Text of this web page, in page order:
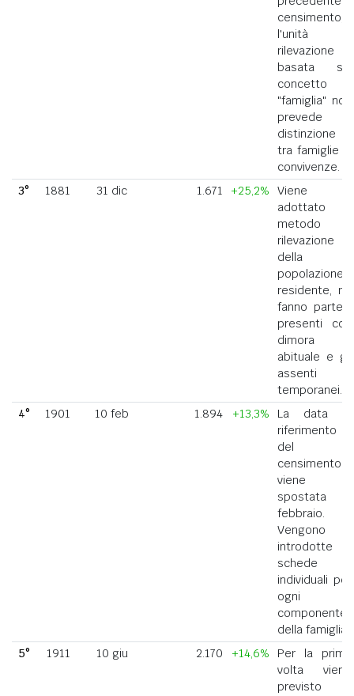
censimento,
l'unità di
rilevazione
basata sul
concetto di
"famiglia" non
prevede la
distinzione
tra famiglie e
convivenze.
3°
1881 31 dic 1.671 +25,2%
Viene
adottato il
metodo di
rilevazione
della
popolazione
residente, ne
fanno parte i
presenti con
dimora
abituale e gli
assenti
temporanei.
4°
1901 10 feb 1.894 +13,3%
La data di
riferimento
del
censimento
viene
spostata a
febbraio.
Vengono
introdotte
schede
individuali per
ogni
componente
della famiglia.
5°
1911 10 giu 2.170 +14,6%
Per la prima
volta viene
previsto il